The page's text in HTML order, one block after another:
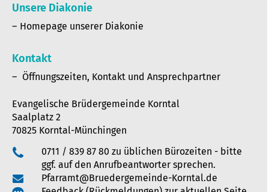
Unsere Diakonie
Homepage unserer Diakonie
Kontakt
Öffnungszeiten, Kontakt und Ansprechpartner
Evangelische Brüdergemeinde Korntal
Saalplatz 2
70825 Korntal-Münchingen
0711 / 839 87 80 zu üblichen Bürozeiten - bitte
ggf. auf den Anrufbeantworter sprechen.
Pfarramt@Bruedergemeinde-Korntal.de